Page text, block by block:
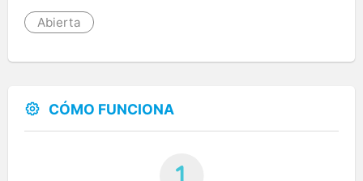
Abierta
CÓMO FUNCIONA